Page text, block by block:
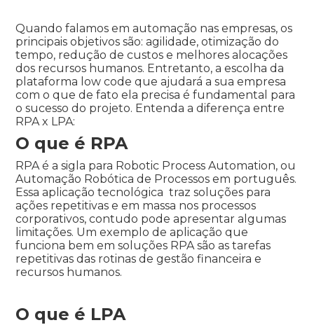
Quando falamos em automação nas empresas, os
principais objetivos são: agilidade, otimização do
tempo, redução de custos e melhores alocações
dos recursos humanos. Entretanto, a escolha da
plataforma low code que ajudará a sua empresa
com o que de fato ela precisa é fundamental para
o sucesso do projeto. Entenda a diferença entre
RPA x LPA:
O que é RPA
RPA é a sigla para Robotic Process Automation, ou
Automação Robótica de Processos em português.
Essa aplicação tecnológica traz soluções para
ações repetitivas e em massa nos processos
corporativos, contudo pode apresentar algumas
limitações. Um exemplo de aplicação que
funciona bem em soluções RPA são as tarefas
repetitivas das rotinas de gestão financeira e
recursos humanos.
O que é LPA